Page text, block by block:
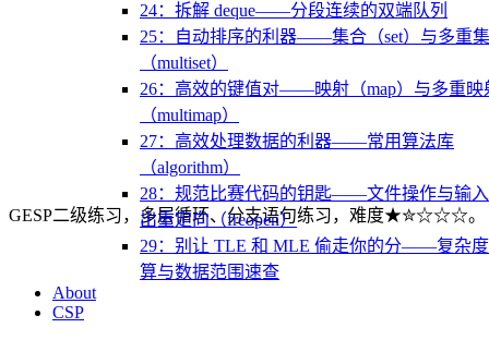
24：拆解 deque——分段连续的双端队列
25：自动排序的利器——集合（set）与多重
（multiset）
26：高效的键值对——映射（map）与多重映
（multimap）
27：高效处理数据的利器——常用算法库
（algorithm）
28：规范比赛代码的钥匙——文件操作与输
出重定向（freopen）
29：别让 TLE 和 MLE 偷走你的分——复杂
算与数据范围速查
About
CSP
GESP二级练习，多层循环、分支语句练习，难度★✮☆☆☆。